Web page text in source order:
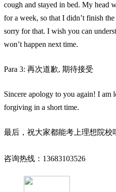
cough and stayed in bed. My head
for a week, so that I didn’t finish
sorry for that. I wish you can
won’t happen next time.
Para 3: 再次道歉, 期待接受
Sincere apology to you again! I
forgiving in a short time.
最后，祝大家都能考上理想院校
咨询热线：13683103526